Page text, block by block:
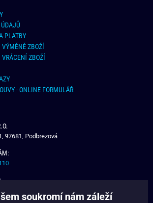
PLATBY
VÝMĚNĚ ZBOŽÍ
ZBOŽÍ
- ONLINE FORMULÁŘ
97681, Podbrezová
soukromí nám záleží